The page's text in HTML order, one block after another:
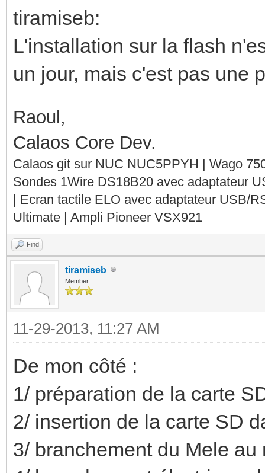
tiramiseb:
L'installation sur la flash
un jour, mais c'est pas une
Raoul,
Calaos Core Dev.
Calaos git sur NUC NUC5PPYH | Wago
Sondes 1Wire DS18B20 avec adaptateur
| Ecran tactile ELO avec adaptateur USB/
Ultimate | Ampli Pioneer VSX921
Find
tiramiseb
Member
11-29-2013, 11:27 AM
De mon côté :
1/ préparation de la carte
2/ insertion de la carte SD
3/ branchement du Mele